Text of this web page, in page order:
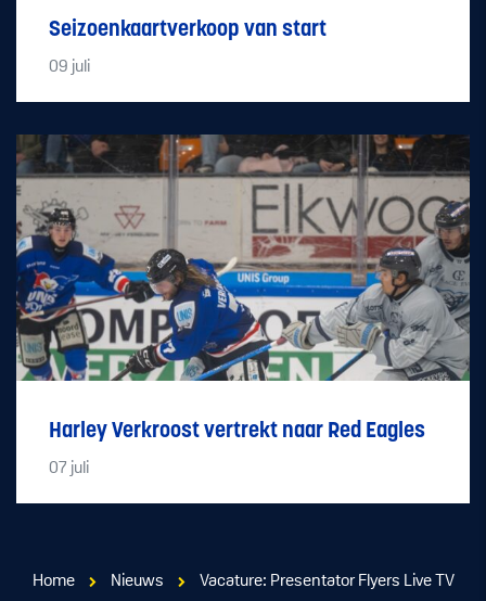
Seizoenkaartverkoop van start
09 juli
Harley Verkroost vertrekt naar Red Eagles
07 juli
Home Nieuws Vacature: Presentator Flyers Live TV